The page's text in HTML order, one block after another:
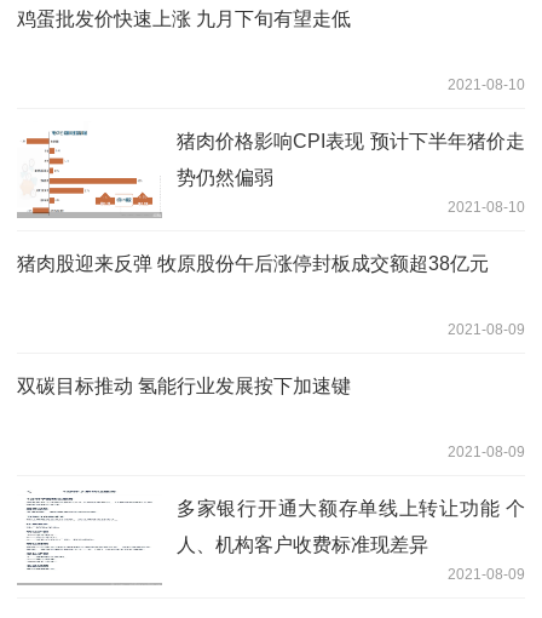
鸡蛋批发价快速上涨 九月下旬有望走低
2021-08-10
猪肉价格影响CPI表现 预计下半年猪价走
势仍然偏弱
2021-08-10
猪肉股迎来反弹 牧原股份午后涨停封板成交额超38亿元
2021-08-09
双碳目标推动 氢能行业发展按下加速键
2021-08-09
多家银行开通大额存单线上转让功能 个
人、机构客户收费标准现差异
2021-08-09